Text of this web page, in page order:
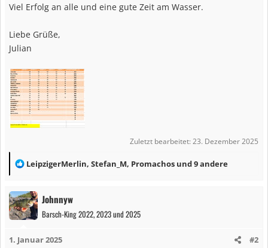
Viel Erfolg an alle und eine gute Zeit am Wasser.
Liebe Grüße,
Julian
Zuletzt bearbeitet: 23. Dezember 2025
R
a
k
t
o
LeipzigerMerlin, Stefan_M, Promachos und 9 andere
Johnnyw
Barsch-King 2022, 2023 und 2025
1. Januar 2025 #2